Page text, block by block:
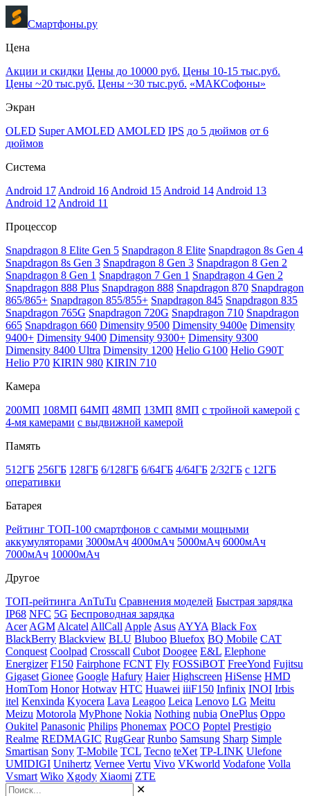
Смартфоны.ру
Цена
Акции и скидки Цены до 10000 руб. Цены 10-15 тыс.руб.
Цены ~20 тыс.руб. Цены ~30 тыс.руб. «МАКСофоны»
Экран
OLED Super AMOLED AMOLED IPS до 5 дюймов от 6
дюймов
Система
Android 17 Android 16 Android 15 Android 14 Android 13
Android 12 Android 11
Процессор
Snapdragon 8 Elite Gen 5 Snapdragon 8 Elite Snapdragon 8s Gen 4
Snapdragon 8s Gen 3 Snapdragon 8 Gen 3 Snapdragon 8 Gen 2
Snapdragon 8 Gen 1 Snapdragon 7 Gen 1 Snapdragon 4 Gen 2
Snapdragon 888 Plus Snapdragon 888 Snapdragon 870 Snapdragon
865/865+ Snapdragon 855/855+ Snapdragon 845 Snapdragon 835
Snapdragon 765G Snapdragon 720G Snapdragon 710 Snapdragon
665 Snapdragon 660 Dimensity 9500 Dimensity 9400e Dimensity
9400+ Dimensity 9400 Dimensity 9300+ Dimensity 9300
Dimensity 8400 Ultra Dimensity 1200 Helio G100 Helio G90T
Helio P70 KIRIN 980 KIRIN 710
Камера
200МП 108МП 64МП 48МП 13МП 8МП с тройной камерой с
4-мя камерами с выдвижной камерой
Память
512ГБ 256ГБ 128ГБ 6/128ГБ 6/64ГБ 4/64ГБ 2/32ГБ с 12ГБ
оперативки
Батарея
Рейтинг ТОП-100 смартфонов с самыми мощными
аккумуляторами 3000мАч 4000мАч 5000мАч 6000мАч
7000мАч 10000мАч
Другое
ТОП-рейтинга AnTuTu Сравнения моделей Быстрая зарядка
IP68 NFC 5G Беспроводная зарядка
Acer AGM Alcatel AllCall Apple Asus AYYA Black Fox
BlackBerry Blackview BLU Bluboo Bluefox BQ Mobile CAT
Conquest Coolpad Crosscall Cubot Doogee E&L Elephone
Energizer F150 Fairphone FCNT Fly FOSSiBOT FreeYond Fujitsu
Gigaset Gionee Google Hafury Haier Highscreen HiSense HMD
HomTom Honor Hotwav HTC Huawei iiiF150 Infinix INOI Irbis
itel Kenxinda Kyocera Lava Leagoo Leica Lenovo LG Meitu
Meizu Motorola MyPhone Nokia Nothing nubia OnePlus Oppo
Oukitel Panasonic Philips Phonemax POCO Poptel Prestigio
Realme REDMAGIC RugGear Runbo Samsung Sharp Simple
Smartisan Sony T-Mobile TCL Tecno teXet TP-LINK Ulefone
UMIDIGI Unihertz Vernee Vertu Vivo VKworld Vodafone Volla
Vsmart Wiko Xgody Xiaomi ZTE
✕